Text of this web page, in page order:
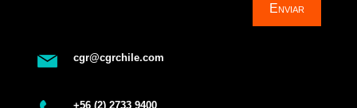
Enviar
cgr@cgrchile.com
+56 (2) 2733 9400